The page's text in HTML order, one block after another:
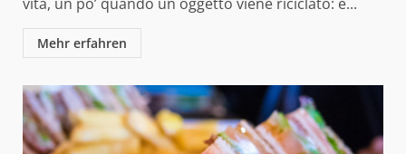
Mehr erfahren